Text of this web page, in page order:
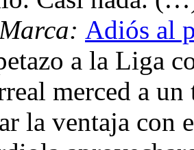
Adiós al
a la Liga
merced a
la ventaja con